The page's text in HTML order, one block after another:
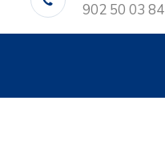
902 50 03 84